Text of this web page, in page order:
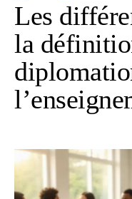
Les
la